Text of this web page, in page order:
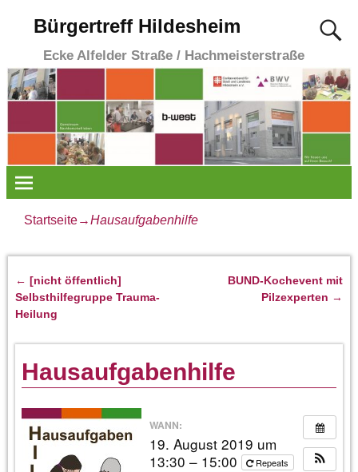
Bürgertreff Hildesheim
Ecke Alfelder Straße / Hachmeisterstraße
Startseite→Hausaufgabenhilfe
Artikelnavigation
← [nicht öffentlich]
Selbsthilfegruppe Trauma-
Heilung
BUND-Kochevent mit
Pilzexperten →
Hausaufgabenhilfe
WANN:
19. August 2019 um
13:30 – 15:00
Repeats